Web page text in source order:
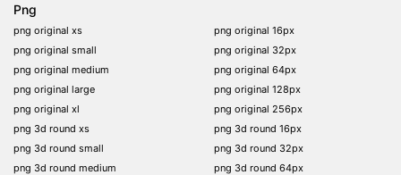
Png
png original xs
png original small
png original medium
png original large
png original xl
png 3d round xs
png 3d round small
png 3d round medium
png original 16px
png original 32px
png original 64px
png original 128px
png original 256px
png 3d round 16px
png 3d round 32px
png 3d round 64px